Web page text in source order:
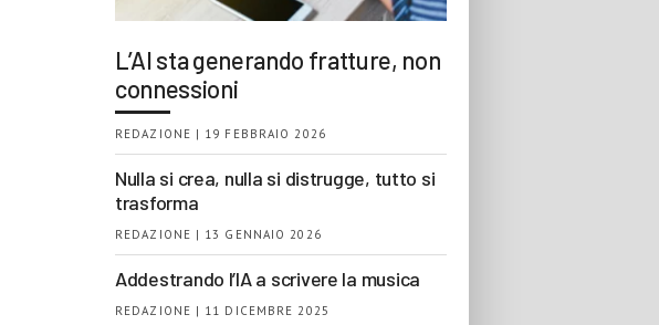
L’AI sta generando fratture, non
connessioni
REDAZIONE | 19 FEBBRAIO 2026
Nulla si crea, nulla si distrugge, tutto si
trasforma
REDAZIONE | 13 GENNAIO 2026
Addestrando l’IA a scrivere la musica
REDAZIONE | 11 DICEMBRE 2025